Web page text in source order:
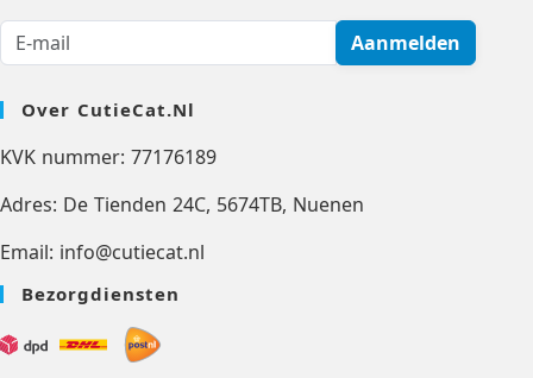
Aanmelden
Over CutieCat.nl
KVK nummer: 77176189
Adres: De Tienden 24C, 5674TB, Nuenen
Email: info@cutiecat.nl
Bezorgdiensten